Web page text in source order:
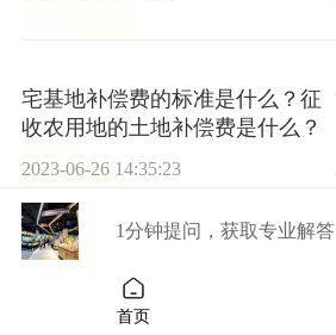
宅基地补偿费的标准是什么？征
收农用地的土地补偿费是什么？
2023-06-26 14:35:23
购买房屋定金交了可以退吗？买
房子签合同父母可以代签吗?
1分钟提问，获取专业解答
首页